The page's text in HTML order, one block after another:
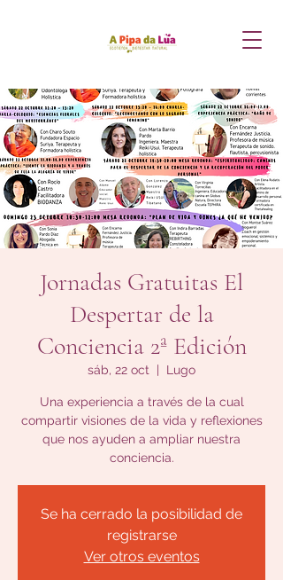
Jornadas Gratuitas El
Despertar de la
Conciencia 2ª Edición
sáb, 22 oct
  |
Lugo
Una experiencia a través de la cual
compartir visiones de la vida y reflexiones
que nos ayuden a ampliar nuestra
conciencia.
Se ha cerrado la posibilidad de
registrarse
Ver otros eventos